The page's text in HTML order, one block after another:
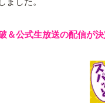
＆公式生放送の配信が